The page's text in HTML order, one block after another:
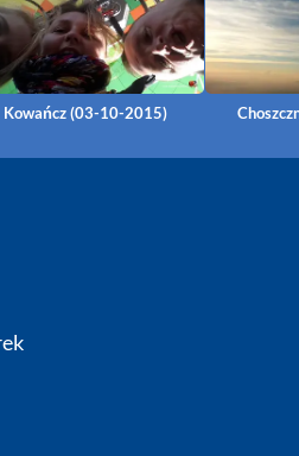
Kowańcz (03-10-2015)